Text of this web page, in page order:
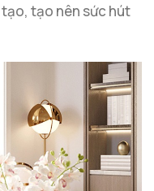
tạo nên sức hút